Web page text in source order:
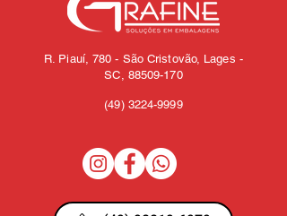
R. Piauí, 780 - São Cristovão, Lages -
SC, 88509-170
(49) 3224-9999